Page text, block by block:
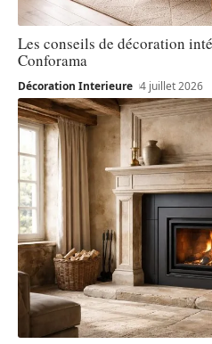
Les conseils de décoration
Conforama
Décoration Interieure 4 juillet 2026